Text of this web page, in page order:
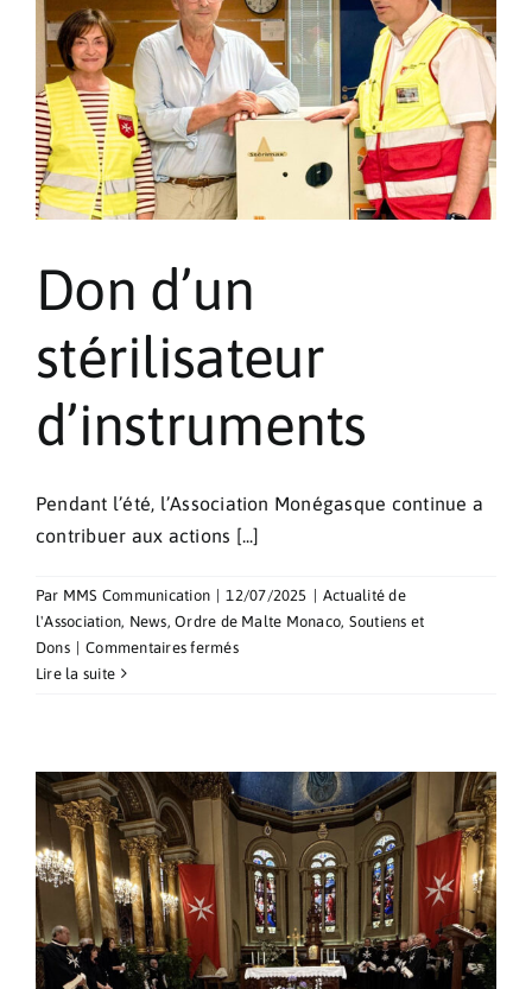
l’Hôtel
Hermitage
Don d’un
stérilisateur
d’instruments
Pendant l’été, l’Association Monégasque continue a
contribuer aux actions [...]
Par MMS Communication 12/07/2025
Actualité de
l'Association, News,Ordre de Malte Monaco, Soutiens et
Dons
Commentaires ferméssur
Lire la suite